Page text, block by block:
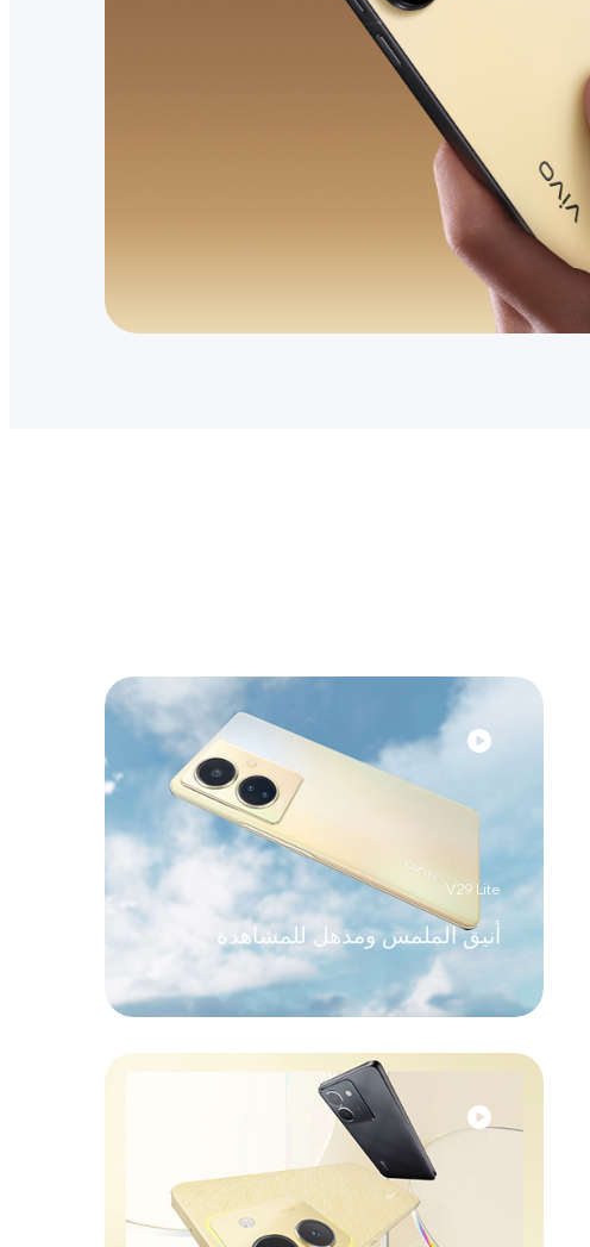
V29 Lite
أنيق الملمس ومذهل للمشاهدة